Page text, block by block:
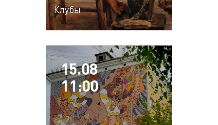
Клубы
15.08
11:00